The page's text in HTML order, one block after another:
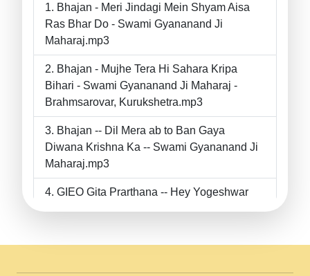
Bhajan - Meri Jindagi Mein Shyam Aisa
Ras Bhar Do - Swami Gyananand Ji
Maharaj.mp3
Bhajan - Mujhe Tera Hi Sahara Kripa
Bihari - Swami Gyananand Ji Maharaj -
Brahmsarovar, Kurukshetra.mp3
Bhajan -- Dil Mera ab to Ban Gaya
Diwana Krishna Ka -- Swami Gyananand Ji
Maharaj.mp3
GIEO Gita Prarthana -- Hey Yogeshwar
II Swami Gyananand Ji Maharaj.mp3